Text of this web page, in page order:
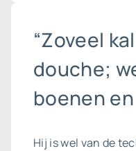
“Zoveel
douche;
boenen
Hij is wel van de